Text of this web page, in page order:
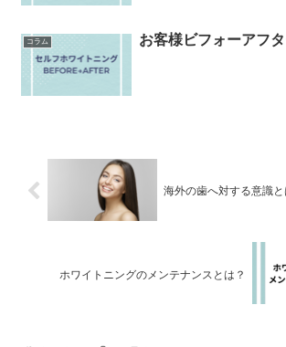
コラム お客様ビフォーアフ
海外の歯へ対する意識と
ホワイトニングのメンテナンスとは？